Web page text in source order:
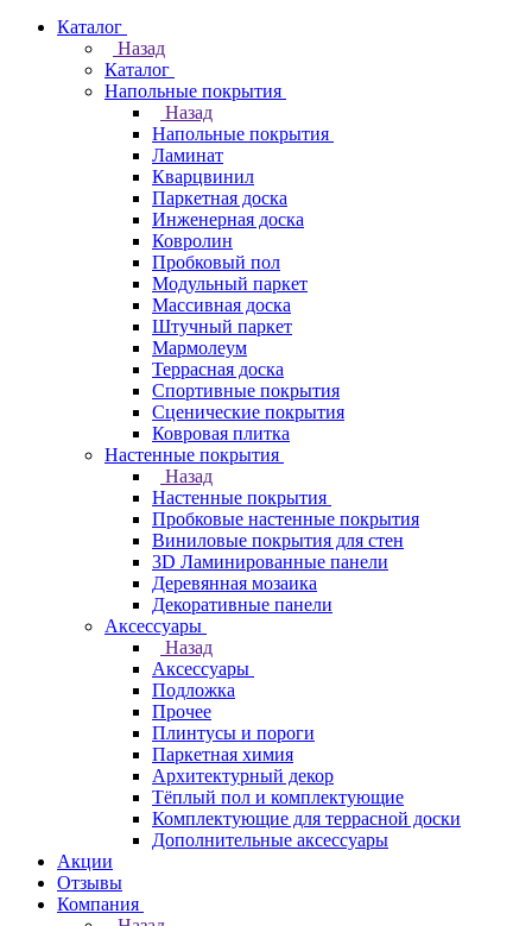
Каталог
Назад
Каталог
Напольные покрытия
Назад
Напольные покрытия
Ламинат
Кварцвинил
Паркетная доска
Инженерная доска
Ковролин
Пробковый пол
Модульный паркет
Массивная доска
Штучный паркет
Мармолеум
Террасная доска
Спортивные покрытия
Сценические покрытия
Ковровая плитка
Настенные покрытия
Назад
Настенные покрытия
Пробковые настенные покрытия
Виниловые покрытия для стен
3D Ламинированные панели
Деревянная мозаика
Декоративные панели
Аксессуары
Назад
Аксессуары
Подложка
Прочее
Плинтусы и пороги
Паркетная химия
Архитектурный декор
Тёплый пол и комплектующие
Комплектующие для террасной доски
Дополнительные аксессуары
Акции
Отзывы
Компания